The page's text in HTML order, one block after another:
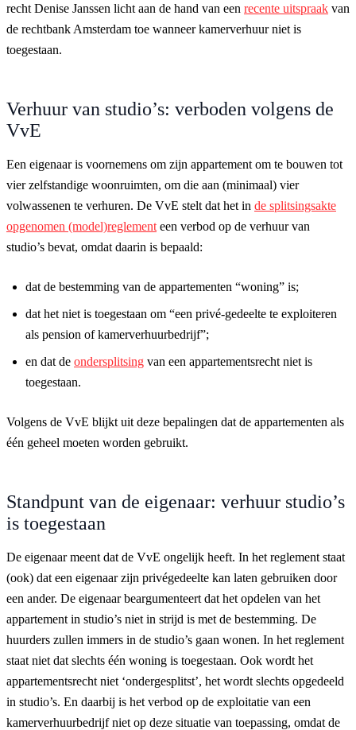
recht Denise Janssen licht aan de hand van een recente uitspraak van
de rechtbank Amsterdam toe wanneer kamerverhuur niet is
toegestaan.
Verhuur van studio’s: verboden volgens de
VvE
Een eigenaar is voornemens om zijn appartement om te bouwen tot
vier zelfstandige woonruimten, om die aan (minimaal) vier
volwassenen te verhuren. De VvE stelt dat het in de splitsingsakte
opgenomen (model)reglement een verbod op de verhuur van
studio’s bevat, omdat daarin is bepaald:
dat de bestemming van de appartementen “woning” is;
dat het niet is toegestaan om “een privé-gedeelte te exploiteren
als pension of kamerverhuurbedrijf”;
en dat de ondersplitsing van een appartementsrecht niet is
toegestaan.
Volgens de VvE blijkt uit deze bepalingen dat de appartementen als
één geheel moeten worden gebruikt.
Standpunt van de eigenaar: verhuur studio’s
is toegestaan
De eigenaar meent dat de VvE ongelijk heeft. In het reglement staat
(ook) dat een eigenaar zijn privégedeelte kan laten gebruiken door
een ander. De eigenaar beargumenteert dat het opdelen van het
appartement in studio’s niet in strijd is met de bestemming. De
huurders zullen immers in de studio’s gaan wonen. In het reglement
staat niet dat slechts één woning is toegestaan. Ook wordt het
appartementsrecht niet ‘ondergesplitst’, het wordt slechts opgedeeld
in studio’s. En daarbij is het verbod op de exploitatie van een
kamerverhuurbedrijf niet op deze situatie van toepassing, omdat de